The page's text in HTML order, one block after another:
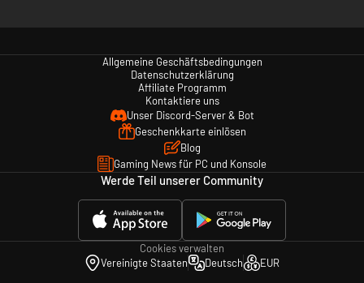
Allgemeine Geschäftsbedingungen
Datenschutzerklärung
Affiliate Programm
Kontaktiere uns
Unser Discord-Server & Bot
Geschenkkarte einlösen
Blog
Gaming News für PC und Konsole
Werde Teil unserer Community
Cookies verwalten
Vereinigte Staaten
Deutsch EUR